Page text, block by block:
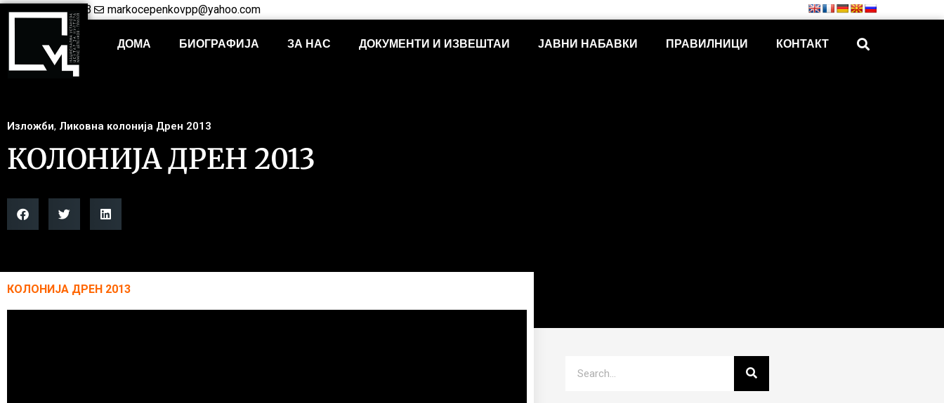
+38948421703 markocepenkovpp@yahoo.com
ДОМА БИОГРАФИЈА ЗА НАС ДОКУМЕНТИ И ИЗВЕШТАИ ЈАВНИ НАБАВКИ ПРАВИЛНИЦИ КОНТАКТ
Изложби, Ликовна колонија Дрен 2013
КОЛОНИЈА ДРЕН 2013
КОЛОНИЈА ДРЕН 2013